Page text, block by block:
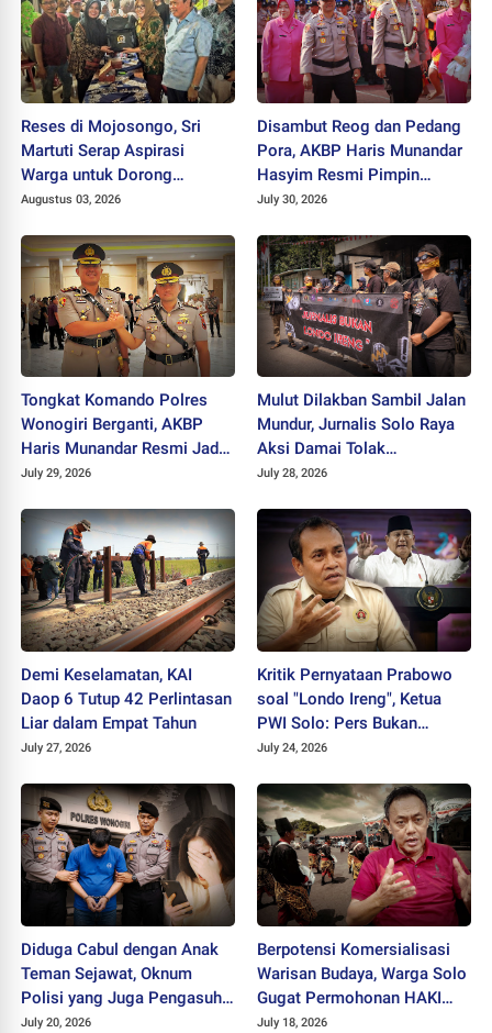
Reses di Mojosongo, Sri
Martuti Serap Aspirasi
Warga untuk Dorong
Ekonomi Kreatif dan Kota
Augustus 03, 2026
Disambut Reog dan Pedang
Pora, AKBP Haris Munandar
Hasyim Resmi Pimpin
Polres Wonogiri
July 30, 2026
Tongkat Komando Polres
Wonogiri Berganti, AKBP
Haris Munandar Resmi Jadi
Kapolres Baru
July 29, 2026
Mulut Dilakban Sambil Jalan
Mundur, Jurnalis Solo Raya
Aksi Damai Tolak
Stigmatisasi "Londo Ireng"
July 28, 2026
Demi Keselamatan, KAI
Daop 6 Tutup 42 Perlintasan
Liar dalam Empat Tahun
July 27, 2026
Kritik Pernyataan Prabowo
soal "Londo Ireng", Ketua
PWI Solo: Pers Bukan
Musuh Pemerintah
July 24, 2026
Diduga Cabul dengan Anak
Teman Sejawat, Oknum
Polisi yang Juga Pengasuh
Ponpes Ditahan Polres
July 20, 2026
Berpotensi Komersialisasi
Warisan Budaya, Warga Solo
Gugat Permohonan HAKI
"SISKS Pakubuwono XIV"
July 18, 2026